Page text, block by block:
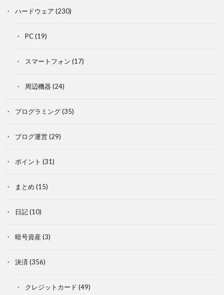
ハードウェア (230)
PC(19)
スマートフォン (17)
周辺機器 (24)
プログラミング(35)
ブログ運営(29)
ポイント (31)
まとめ (15)
日記(10)
暗号資産 (3)
決済 (356)
クレジットカード (49)